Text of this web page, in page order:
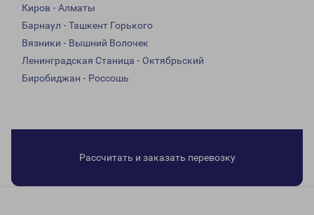
Киров - Алматы
Барнаул - Ташкент Горького
Вязники - Вышний Волочек
Ленинградская Станица - Октябрьский
Биробиджан - Россошь
Рассчитать и заказать перевозку